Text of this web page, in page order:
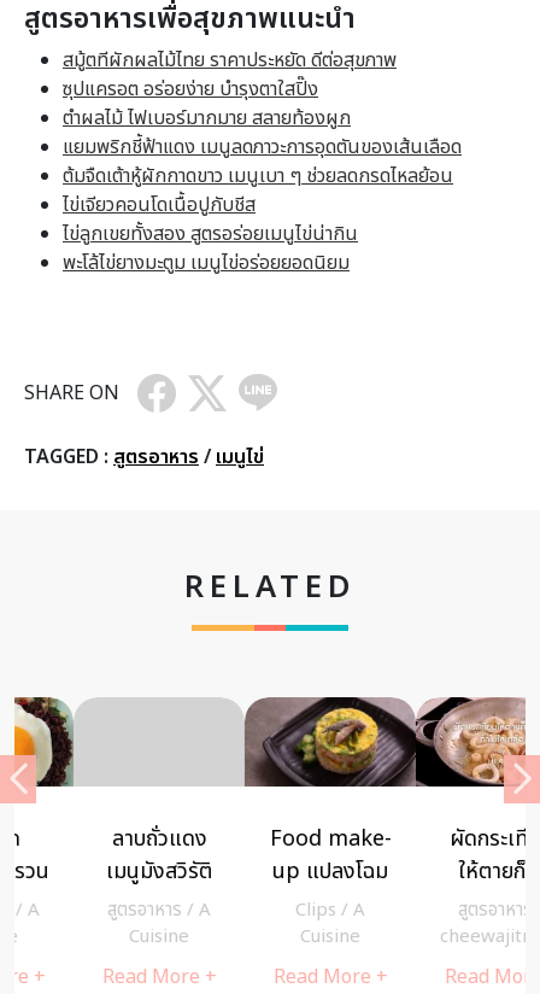
สูตรอาหารเพื่อสุขภาพแนะนำ
สมู้ตทีผักผลไม้ไทย ราคาประหยัด ดีต่อสุขภาพ
ซุปแครอต อร่อยง่าย บำรุงตาใสปิ๊ง
ตำผลไม้ ไฟเบอร์มากมาย สลายท้องผูก
แยมพริกชี้ฟ้าแดง เมนูลดภาวะการอุดตันของเส้นเลือด
ต้มจืดเต้าหู้ผักกาดขาว เมนูเบา ๆ ช่วยลดกรดไหลย้อน
ไข่เจียวคอนโดเนื้อปูกับชีส
ไข่ลูกเขยทั้งสอง สูตรอร่อยเมนูไข่น่ากิน
พะโล้ไข่ยางมะตูม เมนูไข่อร่อยยอดนิยม
SHARE ON
TAGGED : สูตรอาหาร / เมนูไข่
RELATED
ลาบถั่วแดง
เมนูมังสวิรัติ
รสแซ่บอร่อย
ได้โปรตีน!
สูตรอาหาร/A
Read More +
Food make-
up แปลงโฉม
“ชุดน้ำพริก
กะปิ” ให้เป็น
เมนูอินเตอร์
A
Read More +
ผัดกระเทียม
ให้ตายก็ไม่
หอมถ้าไม่ใส่
เกลือ
สูตรอาหาร/
cheewajitmedia
Read More +